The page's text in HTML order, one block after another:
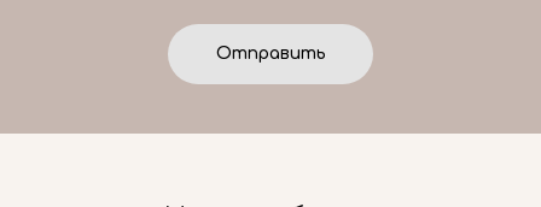
Отправить